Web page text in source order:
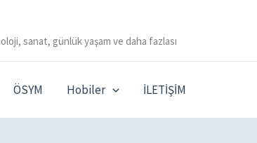
sanat, günlük yaşam ve daha fazlası
ÖSYM Hobiler İLETİŞİM